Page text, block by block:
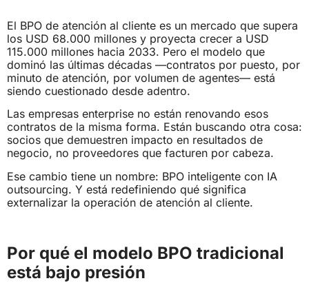
El BPO de atención al cliente es un mercado que supera
los USD 68.000 millones y proyecta crecer a USD
115.000 millones hacia 2033. Pero el modelo que
dominó las últimas décadas —contratos por puesto, por
minuto de atención, por volumen de agentes— está
siendo cuestionado desde adentro.
Las empresas enterprise no están renovando esos
contratos de la misma forma. Están buscando otra cosa:
socios que demuestren impacto en resultados de
negocio, no proveedores que facturen por cabeza.
Ese cambio tiene un nombre: BPO inteligente con IA
outsourcing. Y está redefiniendo qué significa
externalizar la operación de atención al cliente.
Por qué el modelo BPO tradicional
está bajo presión